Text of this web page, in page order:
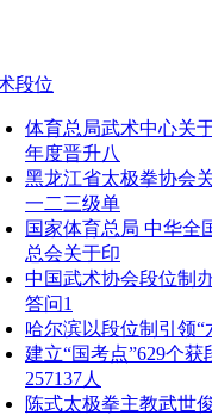
段位
体育总局武术中心关
年度晋升八
黑龙江省太极拳协会
一二三级单
国家体育总局 中华全
总会关于印
中国武术协会段位制
答问1
哈尔滨以段位制引领“
建立“国考点”629个获
257137人
陈式太极拳主教武世